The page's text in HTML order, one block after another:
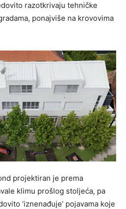
razotkrivaju tehničke
ponajviše na krovovima
projektiran je prema
klimu prošlog stoljeća, pa
‘iznenađuje’ pojavama koje